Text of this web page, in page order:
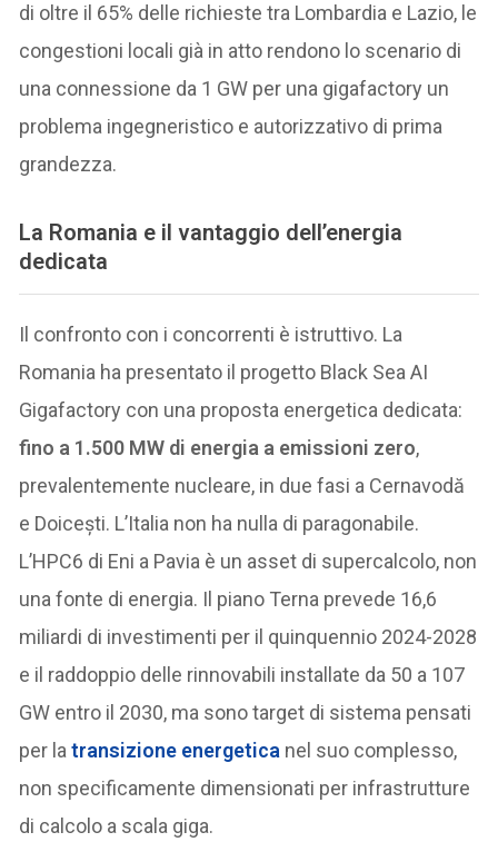
di oltre il 65% delle richieste tra Lombardia e Lazio, le
congestioni locali già in atto rendono lo scenario di
una connessione da 1 GW per una gigafactory un
problema ingegneristico e autorizzativo di prima
grandezza.
La Romania e il vantaggio dell’energia
dedicata
Il confronto con i concorrenti è istruttivo. La
Romania ha presentato il progetto Black Sea AI
Gigafactory con una proposta energetica dedicata:
fino a 1.500 MW di energia a emissioni zero,
prevalentemente nucleare, in due fasi a Cernavodă
e Doicești. L’Italia non ha nulla di paragonabile.
L’HPC6 di Eni a Pavia è un asset di supercalcolo, non
una fonte di energia. Il piano Terna prevede 16,6
miliardi di investimenti per il quinquennio 2024-2028
e il raddoppio delle rinnovabili installate da 50 a 107
GW entro il 2030, ma sono target di sistema pensati
per latransizione energetica nel suo complesso,
non specificamente dimensionati per infrastrutture
di calcolo a scala giga.